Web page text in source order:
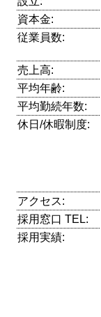
資本金:
従業員数:
売上高:
平均年齢:
平均勤続年数:
休日/休暇制度:
アクセス:
採用窓口 TEL:
採用実績: